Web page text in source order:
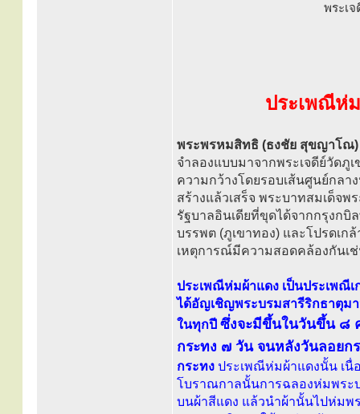
พระเ
ประเพณีห่
พระพรหมสิทธิ (ธงชัย สุขญาโณ)
จำลองแบบมาจากพระเจดีย์วัดภู
ความกว้างโดยรอบเส้นศูนย์กลา
สร้างแล้วเสร็จ พระบาทสมเด็จ
รัฐบาลอินเดียที่ขุดได้จากกรุงกบิ
บรรพต (ภูเขาทอง) และโปรดเก
เหตุการณ์มีความสอดคล้องกันเ
ประเพณีห่มผ้าแดง เป็นประเพณี
ได้อัญเชิญพระบรมสารีริกธาตุม
ในทุกปี ซึ่งจะมีขึ้นในวันขึ้น ๘
กระทง ๗ วัน จนหลังวันลอย
กระทง ประเพณีห่มผ้าแดงนั้น เนื่
โบราณกาลนั้นการฉลองห่มพระ
บนผ้าสีแดง แล้วนำผ้านั้นไปห่มพ